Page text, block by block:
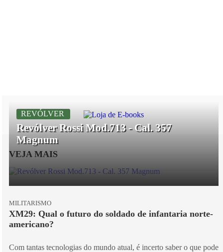
VEJA MAIS
REVÓLVER
Revólver Rossi Mod.713 - Cal. 357
Magnum
MILITARISMO
XM29: Qual o futuro do soldado de infantaria norte-
americano?
Com tantas tecnologias do mundo atual, é incerto saber o que pode